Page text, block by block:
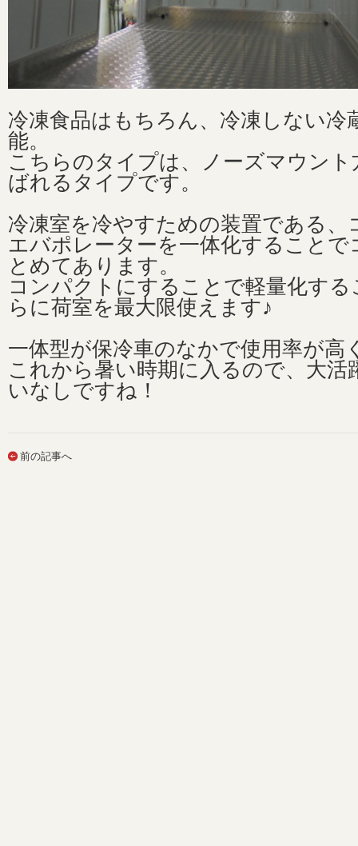
冷凍食品はもちろん、冷凍しない冷
能。
こちらのタイプは、ノーズマウント
ばれるタイプです。
冷凍室を冷やすための装置である、
エバポレーターを一体化すること
とめてあります。
コンパクトにすることで軽量化す
らに荷室を最大限使えます♪
一体型が保冷車のなかで使用率が高
これから暑い時期に入るので、大活
いなしですね！
前の記事へ